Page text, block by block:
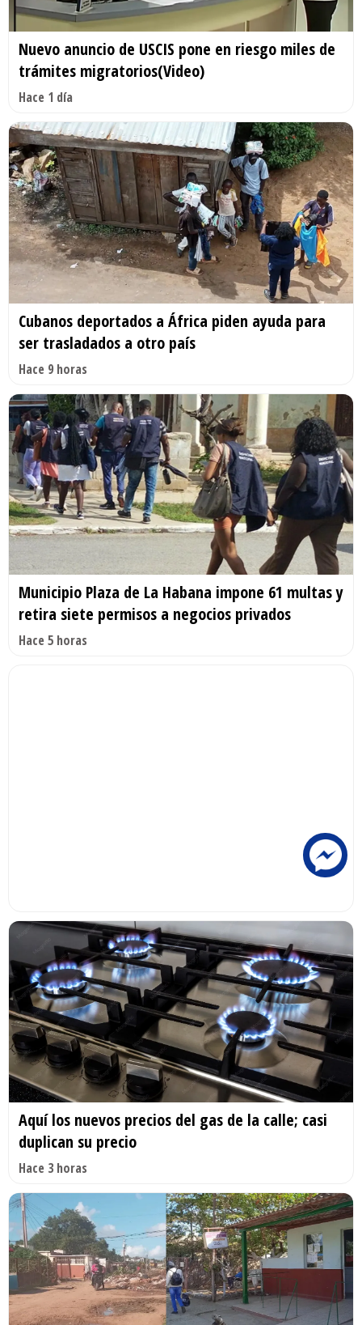
Nuevo anuncio de USCIS pone en riesgo miles de
trámites migratorios(Video)
Hace 1 día
Cubanos deportados a África piden ayuda para
ser trasladados a otro país
Hace 9 horas
Municipio Plaza de La Habana impone 61 multas y
retira siete permisos a negocios privados
Hace 5 horas
Aquí los nuevos precios del gas de la calle; casi
duplican su precio
Hace 3 horas